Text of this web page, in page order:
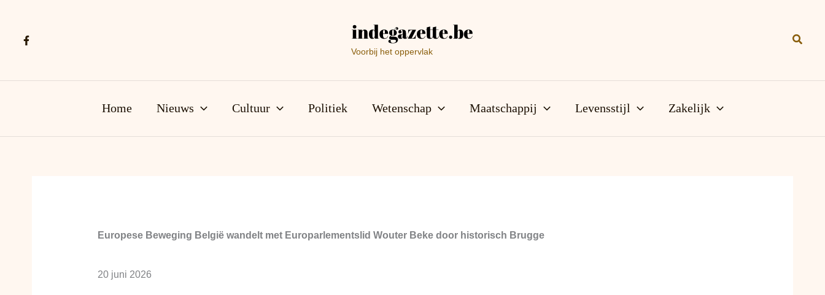
Voorbij het oppervlak
Home Nieuws Cultuur Politiek Wetenschap Maatschappij Levensstijl Zakelijk
Europese Beweging België wandelt met Europarlementslid Wouter Beke door historisch Brugge
20 juni 2026